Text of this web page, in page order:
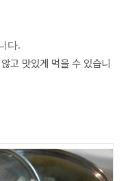
다.
고 맛있게 먹을 수 있습니